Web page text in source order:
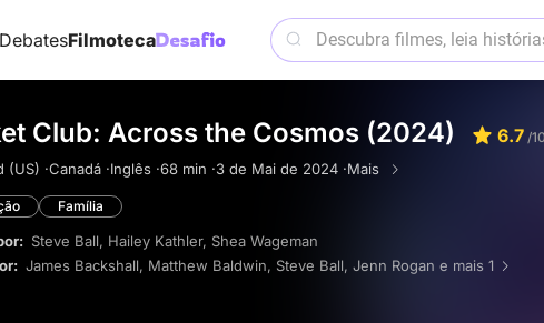
Filmoteca
Club: Across the Cosmos (2024) 6.7 /10
(US) ·Canadá ·Inglês ·68 min ·3 de Mai de 2024 ·Mais
Família
Steve Ball, Hailey Kathler, Shea Wageman
James Backshall, Matthew Baldwin, Steve Ball, Jenn Rogan e mais 1